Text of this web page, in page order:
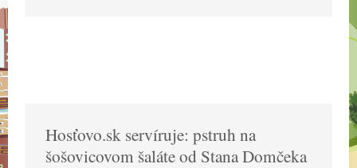
Hosťovo.sk servíruje: pstruh na
šošovicovom šaláte od Stana Domčeka